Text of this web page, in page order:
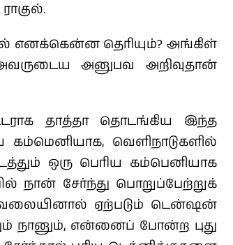
எனக்கென்ன தெரியும்? அங்கிள்
அனுபவ அறிவுதான்
தாத்தா தொடங்கிய இந்த
வெளிநாடுகளில்
ஒரு பெரிய கம்பெனியாக
நான் சேர்ந்து பொறுப்பேற்றுக்
ஏற்படும் டென்ஷன்
நானும், என்னைப் போன்ற புது